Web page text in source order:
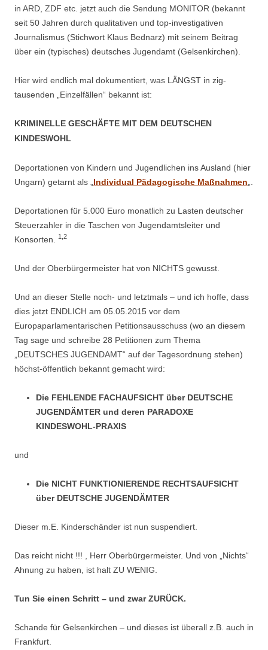
in ARD, ZDF etc. jetzt auch die Sendung MONITOR (bekannt
seit 50 Jahren durch qualitativen und top-investigativen
Journalismus (Stichwort Klaus Bednarz) mit seinem Beitrag
über ein (typisches) deutsches Jugendamt (Gelsenkirchen).
Hier wird endlich mal dokumentiert, was LÄNGST in zig-
tausenden „Einzelfällen“ bekannt ist:
KRIMINELLE GESCHÄFTE MIT DEM DEUTSCHEN
KINDESWOHL
Deportationen von Kindern und Jugendlichen ins Ausland (hier
Ungarn) getarnt als „ Individual Pädagogische Maßnahmen
Deportationen für 5.000 Euro monatlich zu Lasten deutscher
Steuerzahler in die Taschen von Jugendamtsleiter und
Konsorten.
1,2
Und der Oberbürgermeister hat von NICHTS gewusst.
Und an dieser Stelle noch- und letztmals – und ich hoffe, dass
dies jetzt ENDLICH am 05.05.2015 vor dem
Europaparlamentarischen Petitionsausschuss (wo an diesem
Tag sage und schreibe 28 Petitionen zum Thema
„DEUTSCHES JUGENDAMT“ auf der Tagesordnung stehen)
höchst-öffentlich bekannt gemacht wird:
Die FEHLENDE FACHAUFSICHT über DEUTSCHE
JUGENDÄMTER und deren PARADOXE
KINDESWOHL-PRAXIS
und
Die NICHT FUNKTIONIERENDE RECHTSAUFSICHT
über DEUTSCHE JUGENDÄMTER
Dieser m.E. Kinderschänder ist nun suspendiert.
Das reicht nicht !!! , Herr Oberbürgermeister. Und von „Nichts“
Ahnung zu haben, ist halt ZU WENIG.
Tun Sie einen Schritt – und zwar ZURÜCK.
Schande für Gelsenkirchen – und dieses ist überall z.B. auch in
Frankfurt.